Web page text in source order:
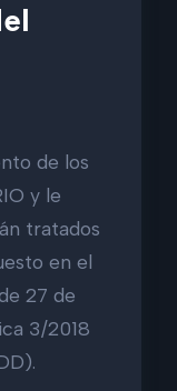
de los
y le
tratados
en el
27 de
3/2018